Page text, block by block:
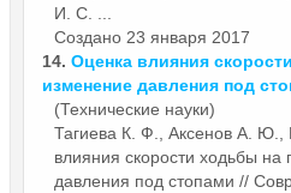
И. С. ...
Создано 23 января 2017
14. Оценка влияния
изменение давления под
(Технические науки)
Тагиева К. Ф., Аксенов А. Ю.,
влияния скорости ходьбы
давления под стопами //